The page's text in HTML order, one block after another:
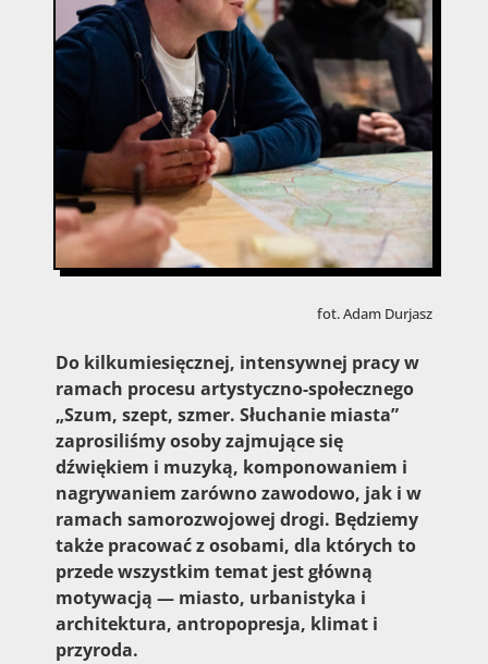
fot. Adam Durjasz
Do kilkumiesięcznej, intensywnej pracy w
ramach procesu artystyczno-społecznego
„Szum, szept, szmer. Słuchanie miasta”
zaprosiliśmy osoby zajmujące się
dźwiękiem i muzyką, komponowaniem i
nagrywaniem zarówno zawodowo, jak i w
ramach samorozwojowej drogi. Będziemy
także pracować z osobami, dla których to
przede wszystkim temat jest główną
motywacją — miasto, urbanistyka i
architektura, antropopresja, klimat i
przyroda.